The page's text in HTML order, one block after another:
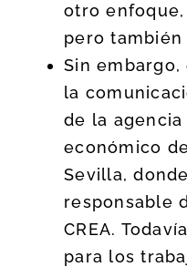
otro
pero también
Sin
la
de la
económico
Sevilla,
responsable
CREA.
para los